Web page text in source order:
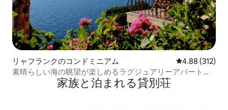
リャフランクのコンドミニアム レビュー312
4.88 (312)
素晴らしい海の眺望が楽しめるラグジュアリーアパート、
リャフラン、Wi-Fi家族と泊まれる貸別荘